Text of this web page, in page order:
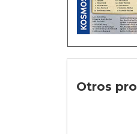
Otros